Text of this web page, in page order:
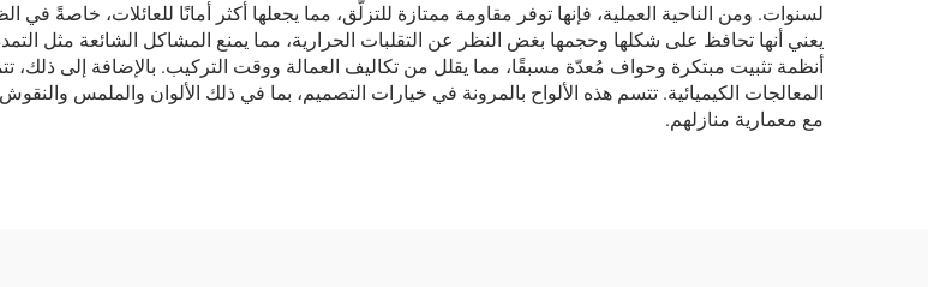
لسنوات. ومن الناحية العملية، فإنها توفر مقاومة ممتازة للتزلّق، مما يجعلها أكثر أمانًا للعائلات، خاصةً
يعني أنها تحافظ على شكلها وحجمها بغض النظر عن التقلبات الحرارية، مما يمنع المشاكل الشائعة مثل
أنظمة تثبيت مبتكرة وحواف مُعدّة مسبقًا، مما يقلل من تكاليف العمالة ووقت التركيب. بالإضافة إلى ذلك،
المعالجات الكيميائية. تتسم هذه الألواح بالمرونة في خيارات التصميم، بما في ذلك الألوان والملمس
مع معمارية منازلهم.